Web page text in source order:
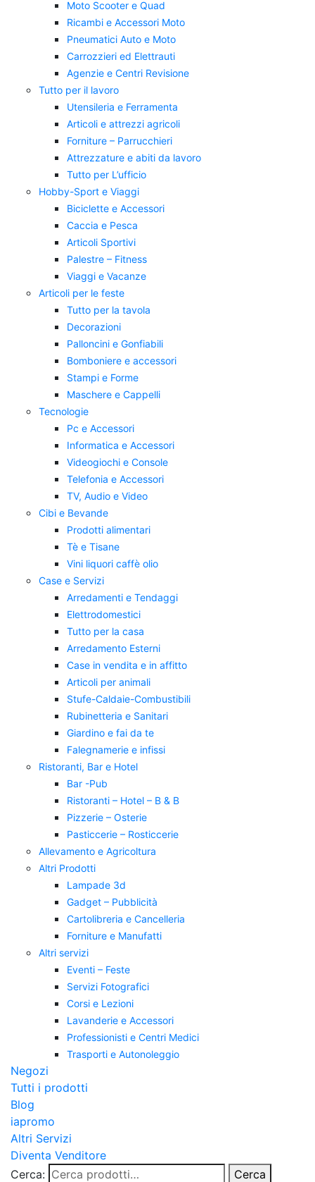
Moto Scooter e Quad
Ricambi e Accessori Moto
Pneumatici Auto e Moto
Carrozzieri ed Elettrauti
Agenzie e Centri Revisione
Tutto per il lavoro
Utensileria e Ferramenta
Articoli e attrezzi agricoli
Forniture – Parrucchieri
Attrezzature e abiti da lavoro
Tutto per L’ufficio
Hobby-Sport e Viaggi
Biciclette e Accessori
Caccia e Pesca
Articoli Sportivi
Palestre – Fitness
Viaggi e Vacanze
Articoli per le feste
Tutto per la tavola
Decorazioni
Palloncini e Gonfiabili
Bomboniere e accessori
Stampi e Forme
Maschere e Cappelli
Tecnologie
Pc e Accessori
Informatica e Accessori
Videogiochi e Console
Telefonia e Accessori
TV, Audio e Video
Cibi e Bevande
Prodotti alimentari
Tè e Tisane
Vini liquori caffè olio
Case e Servizi
Arredamenti e Tendaggi
Elettrodomestici
Tutto per la casa
Arredamento Esterni
Case in vendita e in affitto
Articoli per animali
Stufe-Caldaie-Combustibili
Rubinetteria e Sanitari
Giardino e fai da te
Falegnamerie e infissi
Ristoranti, Bar e Hotel
Bar -Pub
Ristoranti – Hotel – B & B
Pizzerie – Osterie
Pasticcerie – Rosticcerie
Allevamento e Agricoltura
Altri Prodotti
Lampade 3d
Gadget – Pubblicità
Cartolibreria e Cancelleria
Forniture e Manufatti
Altri servizi
Eventi – Feste
Servizi Fotografici
Corsi e Lezioni
Lavanderie e Accessori
Professionisti e Centri Medici
Trasporti e Autonoleggio
Negozi
Tutti i prodotti
Blog
iapromo
Altri Servizi
Diventa Venditore
Cerca:
Cerca